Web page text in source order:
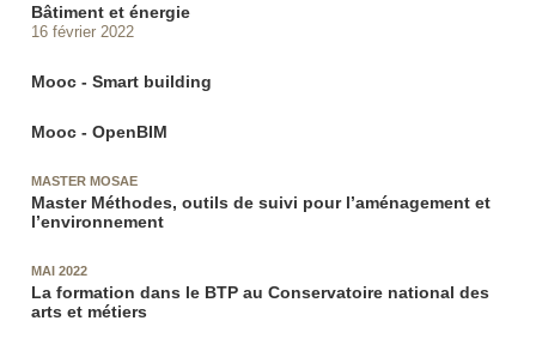
Bâtiment et énergie
16 février 2022
Mooc - Smart building
Mooc - OpenBIM
MASTER MOSAE
Master Méthodes, outils de suivi pour l’aménagement et
l’environnement
MAI 2022
La formation dans le BTP au Conservatoire national des
arts et métiers